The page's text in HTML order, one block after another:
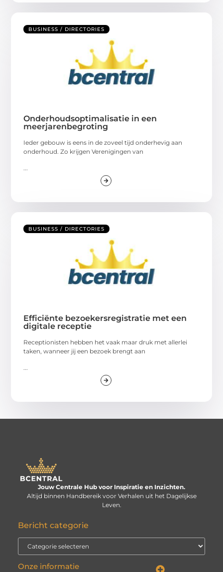
BUSINESS / DIRECTORIES
Onderhoudsoptimalisatie in een
meerjarenbegroting
Ieder gebouw is eens in de zoveel tijd onderhevig aan
onderhoud. Zo krijgen Verenigingen van
BUSINESS / DIRECTORIES
Efficiënte bezoekersregistratie met een
digitale receptie
Receptionisten hebben het vaak maar druk met allerlei
taken, wanneer jij een bezoek brengt aan
Jouw Centrale Hub voor Inspiratie en Inzichten.
Altijd binnen Handbereik voor Verhalen uit het Dagelijkse
Leven.
Bericht categorie
Onze informatie